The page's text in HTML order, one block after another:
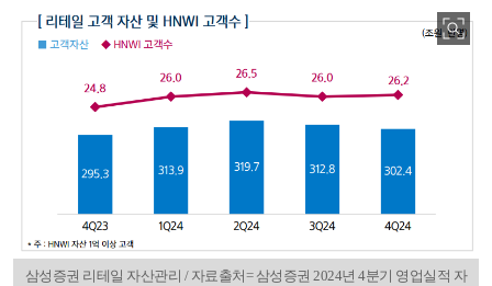
삼성증권 리테일 자산관리 / 자료출처= 삼성증권 2024년 4분기 영업실적 자